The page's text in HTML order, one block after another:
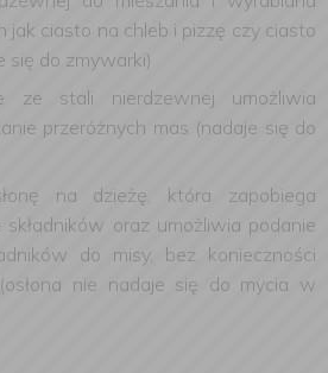
jak ciasto na chleb i pizzę czy ciasto
się do zmywarki)
ze stali nierdzewnej umożliwia
przeróżnych mas (nadaje się do
na dzieżę, która zapobiega
oraz umożliwia podanie
do misy, bez konieczności
nie nadaje się do mycia w